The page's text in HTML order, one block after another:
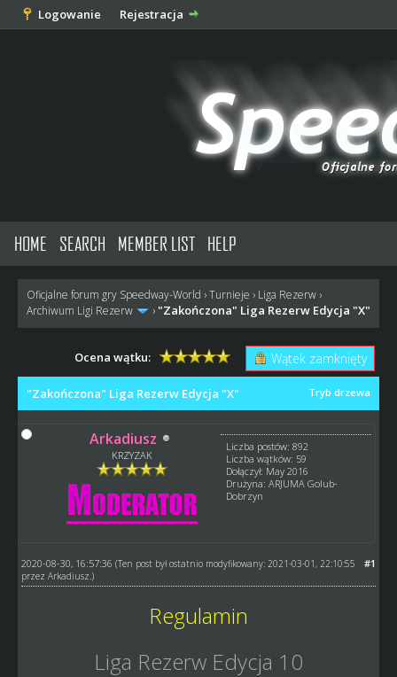
Logowanie Rejestracja
HOME SEARCH MEMBER LIST HELP
Oficjalne forum gry Speedway-World ›Turnieje › Liga Rezerw›
Archiwum Ligi Rezerw
› "Zakończona" Liga Rezerw Edycja "X"
Wątek zamknięty
Ocena wątku:
Tryb drzewa
"Zakończona" Liga Rezerw Edycja "X"
Arkadiusz
KRZYZAK
Liczba postów: 892
Liczba wątków: 59
Dołączył: May 2016
Drużyna: ARJUMA Golub-
Dobrzyn
#1
2020-08-30, 16:57:36 (Ten post był ostatnio modyfikowany: 2021-03-01, 22:10:55
przez Arkadiusz .)
Regulamin
Liga Rezerw Edycja 10